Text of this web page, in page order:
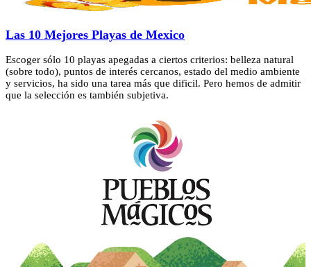
Las 10 Mejores Playas de Mexico
Escoger sólo 10 playas apegadas a ciertos criterios: belleza natural
(sobre todo), puntos de interés cercanos, estado del medio ambiente
y servicios, ha sido una tarea más que dificil. Pero hemos de admitir
que la selección es también subjetiva.